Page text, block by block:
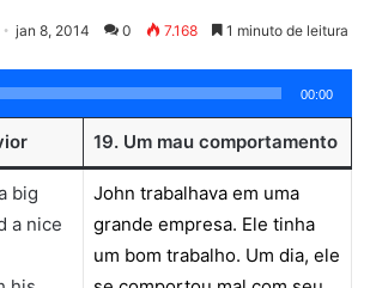
jan 8, 2014 0 7.168 1 minuto de leitura
00:00
19. Um mau comportamento
big
a nice
John trabalhava em uma
grande empresa. Ele tinha
um bom trabalho. Um dia, ele